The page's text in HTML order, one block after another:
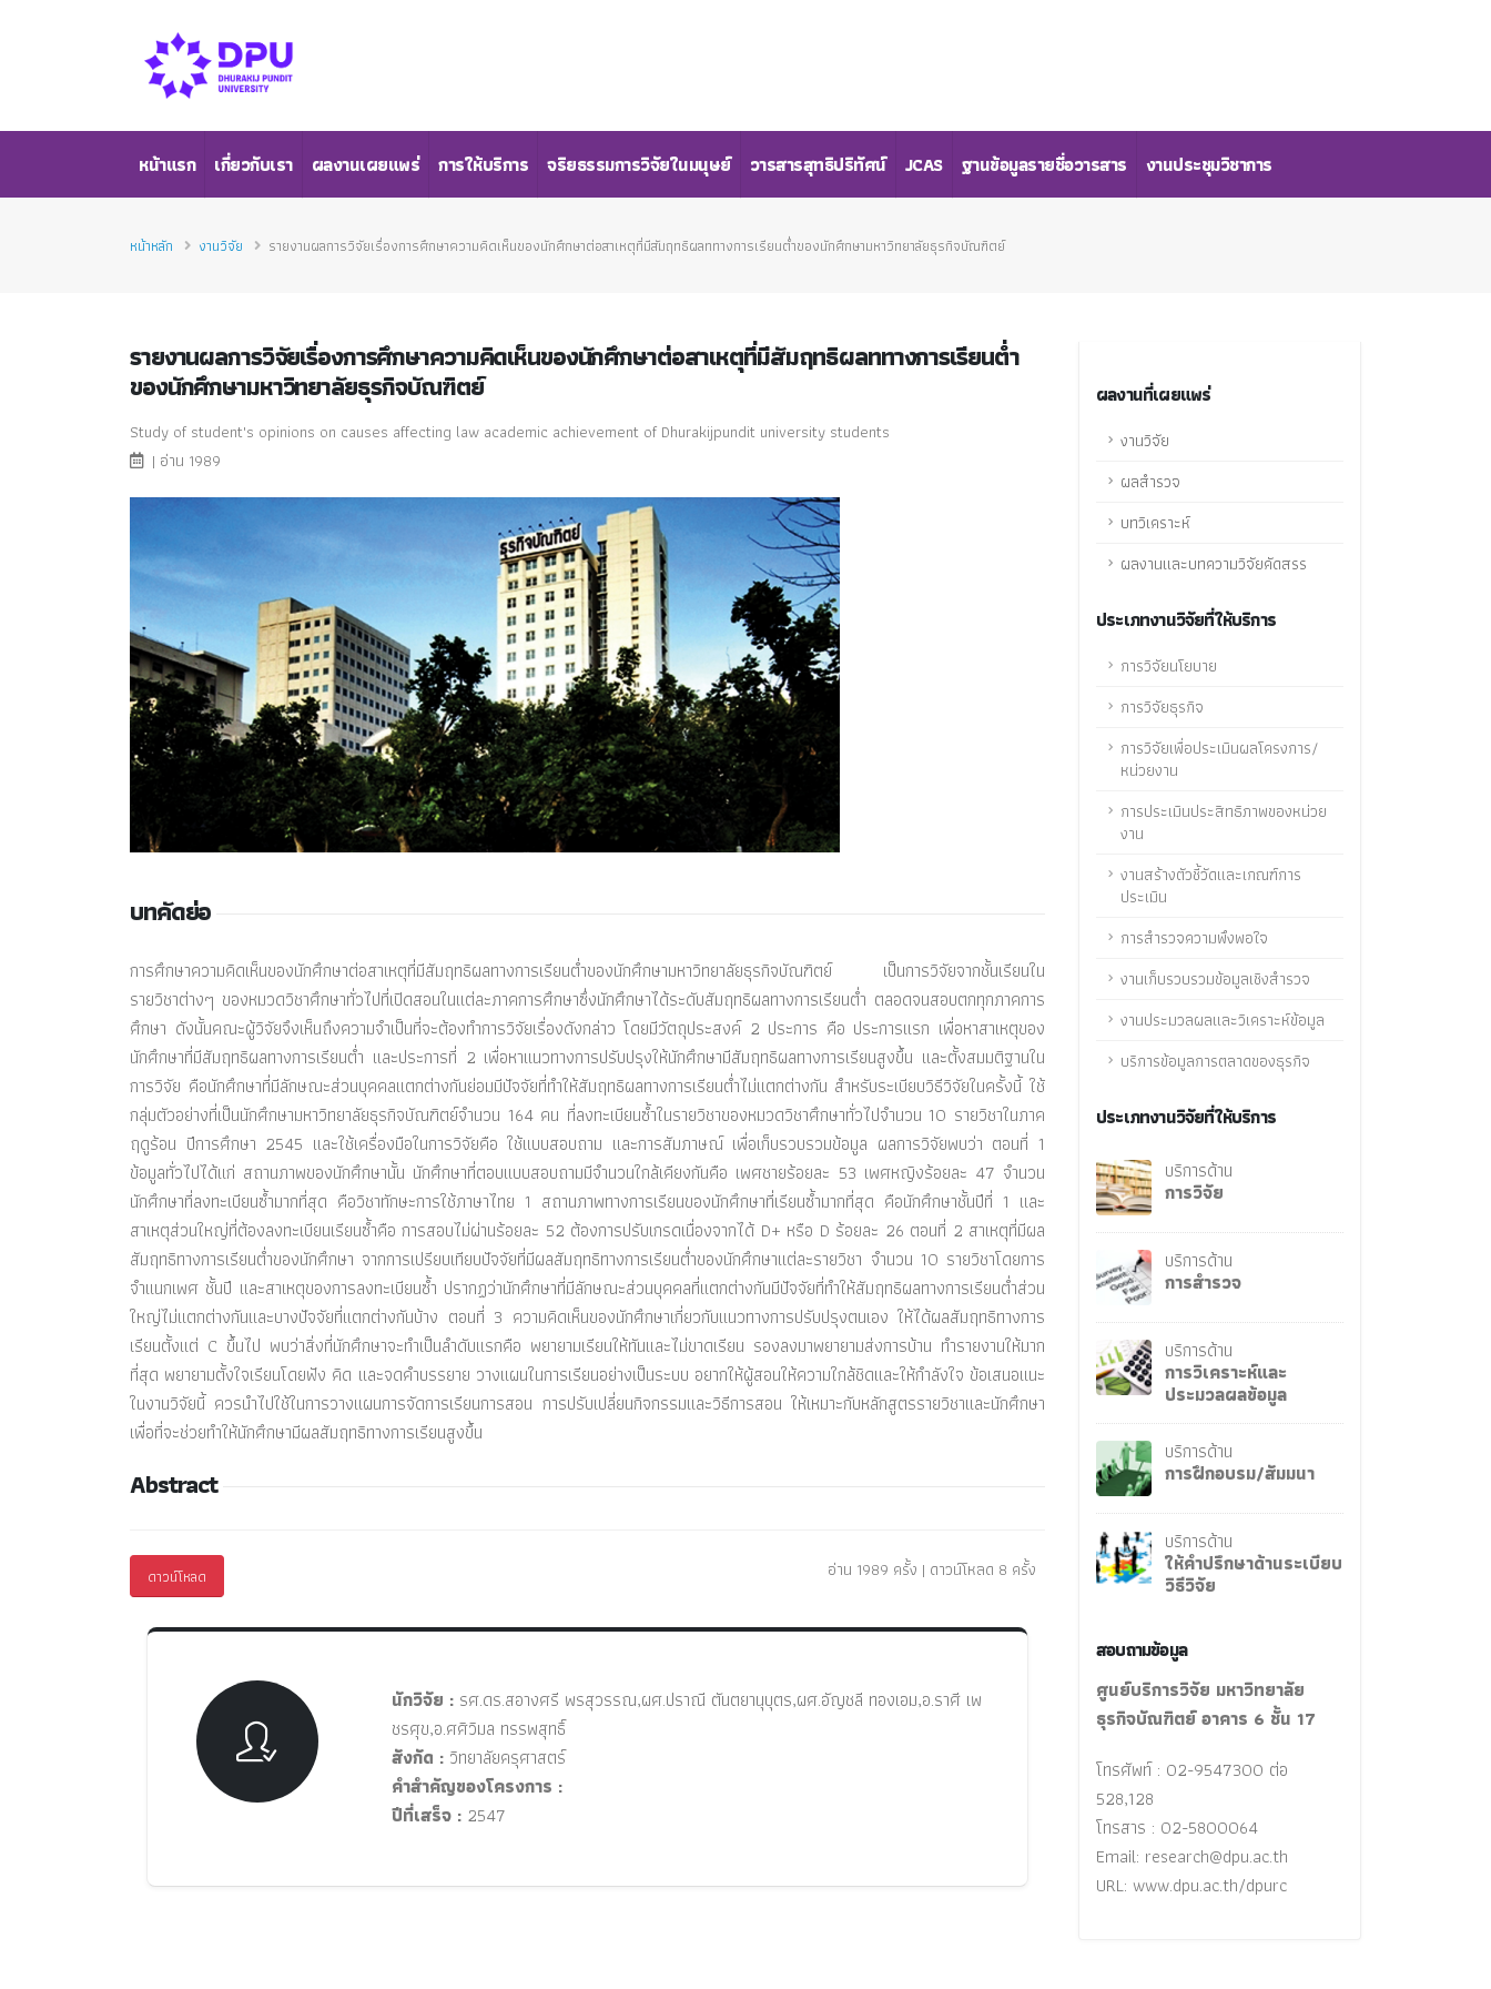
หน้าแรก เกี่ยวกับเรา ผลงานเผยแพร่ การให้บริการ จริยธรรมการวิจัยในมนุษย์ วารสารสุทธิปริทัศน์ JCAS ฐานข้อมูลรายชื่อวารสาร งานประชุมวิชาการ
หน้าหลัก งานวิจัย รายงานผลการวิจัยเรื่องการศึกษาความคิดเห็นของนักศึกษาต่อสาเหตุที่มีสัมฤทธิผลททางการเรียนต่ำของนักศึกษามหาวิทยาลัยธุรกิจบัณฑิตย์
รายงานผลการวิจัยเรื่องการศึกษาความคิดเห็นของนักศึกษาต่อสาเหตุที่มีสัมฤทธิผลททางการเรียนต่ำ
ของนักศึกษามหาวิทยาลัยธุรกิจบัณฑิตย์
Study of student's opinions on causes affecting law academic achievement of Dhurakijpundit university students
| อ่าน 1989
บทคัดย่อ
การศึกษาความคิดเห็นของนักศึกษาต่อสาเหตุที่มีสัมฤทธิผลทางการเรียนต่ำของนักศึกษามหาวิทยาลัยธุรกิจบัณฑิตย์ เป็นการวิจัยจากชั้นเรียนใน
รายวิชาต่างๆ ของหมวดวิชาศึกษาทั่วไปที่เปิดสอนในแต่ละภาคการศึกษาซึ่งนักศึกษาได้ระดับสัมฤทธิผลทางการเรียนต่ำ ตลอดจนสอบตกทุกภาคการ
ศึกษา ดังนั้นคณะผู้วิจัยจึงเห็นถึงความจำเป็นที่จะต้องทำการวิจัยเรื่องดังกล่าว โดยมีวัตถุประสงค์ 2 ประการ คือ ประการแรก เพื่อหาสาเหตุของ
นักศึกษาที่มีสัมฤทธิผลทางการเรียนต่ำ และประการที่ 2 เพื่อหาแนวทางการปรับปรุงให้นักศึกษามีสัมฤทธิผลทางการเรียนสูงขึ้น และตั้งสมมติฐานใน
การวิจัย คือนักศึกษาที่มีลักษณะส่วนบุคคลแตกต่างกันย่อมมีปัจจัยที่ทำให้สัมฤทธิผลทางการเรียนต่ำไม่แตกต่างกัน สำหรับระเบียบวิธีวิจัยในครั้งนี้ ใช้
กลุ่มตัวอย่างที่เป็นนักศึกษามหาวิทยาลัยธุรกิจบัณฑิตย์จำนวน 164 คน ที่ลงทะเบียนซ้ำในรายวิชาของหมวดวิชาศึกษาทั่วไปจำนวน 10 รายวิชาในภาค
ฤดูร้อน ปีการศึกษา 2545 และใช้เครื่องมือในการวิจัยคือ ใช้แบบสอบถาม และการสัมภาษณ์ เพื่อเก็บรวบรวมข้อมูล ผลการวิจัยพบว่า ตอนที่ 1
ข้อมูลทั่วไปได้แก่ สถานภาพของนักศึกษานั้น นักศึกษาที่ตอบแบบสอบถามมีจำนวนใกล้เคียงกันคือ เพศชายร้อยละ 53 เพศหญิงร้อยละ 47 จำนวน
นักศึกษาที่ลงทะเบียนซ้ำมากที่สุด คือวิชาทักษะการใช้ภาษาไทย 1 สถานภาพทางการเรียนของนักศึกษาที่เรียนซ้ำมากที่สุด คือนักศึกษาชั้นปีที่ 1 และ
สาเหตุส่วนใหญ่ที่ต้องลงทะเบียนเรียนซ้ำคือ การสอบไม่ผ่านร้อยละ 52 ต้องการปรับเกรดเนื่องจากได้ D+ หรือ D ร้อยละ 26 ตอนที่ 2 สาเหตุที่มีผล
สัมฤทธิทางการเรียนต่ำของนักศึกษา จากการเปรียบเทียบปัจจัยที่มีผลสัมฤทธิทางการเรียนต่ำของนักศึกษาแต่ละรายวิชา จำนวน 10 รายวิชาโดยการ
จำแนกเพศ ชั้นปี และสาเหตุของการลงทะเบียนซ้ำ ปรากฏว่านักศึกษาที่มีลักษณะส่วนบุคคลที่แตกต่างกันมีปัจจัยที่ทำให้สัมฤทธิผลทางการเรียนต่ำส่วน
ใหญ่ไม่แตกต่างกันและบางปัจจัยที่แตกต่างกันบ้าง ตอนที่ 3 ความคิดเห็นของนักศึกษาเกี่ยวกับแนวทางการปรับปรุงตนเอง ให้ได้ผลสัมฤทธิทางการ
เรียนตั้งแต่ C ขึ้นไป พบว่าสิ่งที่นักศึกษาจะทำเป็นลำดับแรกคือ พยายามเรียนให้ทันและไม่ขาดเรียน รองลงมาพยายามส่งการบ้าน ทำรายงานให้มาก
ที่สุด พยายามตั้งใจเรียนโดยฟัง คิด และจดคำบรรยาย วางแผนในการเรียนอย่างเป็นระบบ อยากให้ผู้สอนให้ความใกล้ชิดและให้กำลังใจ ข้อเสนอแนะ
ในงานวิจัยนี้ ควรนำไปใช้ในการวางแผนการจัดการเรียนการสอน การปรับเปลี่ยนกิจกรรมและวิธีการสอน ให้เหมาะกับหลักสูตรรายวิชาและนักศึกษา
เพื่อที่จะช่วยทำให้นักศึกษามีผลสัมฤทธิทางการเรียนสูงขึ้น
Abstract
ดาวน์โหลด อ่าน 1989 ครั้ง | ดาวน์โหลด 8 ครั้ง
นักวิจัย : รศ.ดร.สอางศรี พรสุวรรณ,ผศ.ปราณี ตันตยานุบุตร,ผศ.อัญชลี ทองเอม,อ.ราศี เพ
ชรศุข,อ.ศศิวิมล ทรรพสุทธิ์
สังกัด : วิทยาลัยครุศาสตร์
คำสำคัญของโครงการ :
ปีที่เสร็จ : 2547
ผลงานที่เผยแพร่
งานวิจัย
ผลสำรวจ
บทวิเคราะห์
ผลงานและบทความวิจัยคัดสรร
ประเภทงานวิจัยที่ให้บริการ
การวิจัยนโยบาย
การวิจัยธุรกิจ
การวิจัยเพื่อประเมินผลโครงการ/
หน่วยงาน
การประเมินประสิทธิภาพของหน่วย
งาน
งานสร้างตัวชี้วัดและเกณฑ์การ
ประเมิน
การสำรวจความพึงพอใจ
งานเก็บรวบรวมข้อมูลเชิงสำรวจ
งานประมวลผลและวิเคราะห์ข้อมูล
บริการข้อมูลการตลาดของธุรกิจ
ประเภทงานวิจัยที่ให้บริการ
บริการด้าน
การวิจัย
บริการด้าน
การสำรวจ
บริการด้าน
การวิเคราะห์และ
ประมวลผลข้อมูล
บริการด้าน
การฝึกอบรม/สัมมนา
บริการด้าน
ให้คำปรึกษาด้านระเบียบ
วิธีวิจัย
สอบถามข้อมูล
ศูนย์บริการวิจัย มหาวิทยาลัย
ธุรกิจบัณฑิตย์ อาคาร 6 ชั้น 17
โทรศัพท์ : 02-9547300 ต่อ
528,128
โทรสาร : 02-5800064
Email: research@dpu.ac.th
URL: www.dpu.ac.th/dpurc